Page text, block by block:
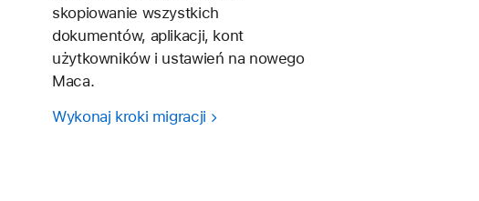
skopiowanie wszystkich
dokumentów, aplikacji, kont
użytkowników i ustawień na nowego
Maca.
Wykonaj kroki migracji